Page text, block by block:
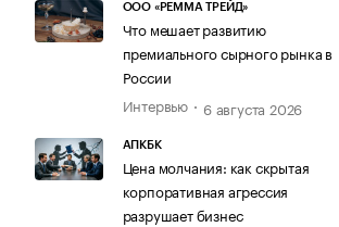
ООО «РЕММА ТРЕЙД»
Что мешает развитию
премиального сырного рынка в
России
Интервью
6 августа 2026
АПКБК
Цена молчания: как скрытая
корпоративная агрессия
разрушает бизнес